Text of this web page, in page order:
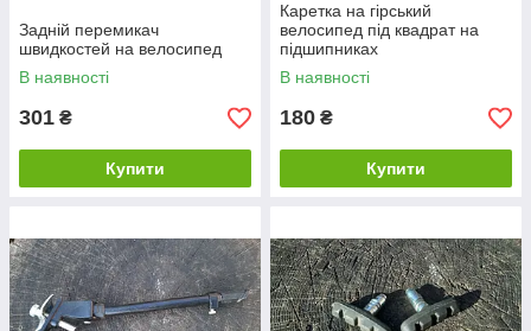
Задній перемикач
швидкостей на велосипед
В наявності
301 ₴
Купити
Каретка на гірський
велосипед під квадрат на
підшипниках
В наявності
180 ₴
Купити